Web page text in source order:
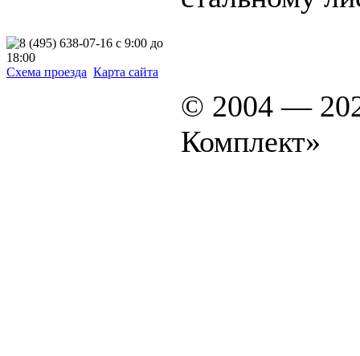
Схема проезда Карта сайта
© 2004 —
Комплект»